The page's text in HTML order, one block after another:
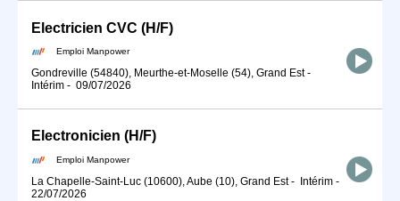
Electricien CVC (H/F)
Emploi Manpower
Gondreville (54840), Meurthe-et-Moselle (54), Grand Est-
Intérim - 09/07/2026
Electronicien (H/F)
Emploi Manpower
La Chapelle-Saint-Luc (10600), Aube (10), Grand Est- Intérim -
22/07/2026